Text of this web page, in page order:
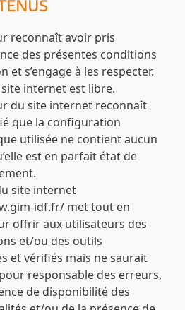
reconnaît avoir pris
des présentes conditions
et s’engage à les respecter.
site internet est libre.
du site internet reconnaît
que la configuration
utilisée ne contient aucun
est en parfait état de
site internet
idf.fr/ met tout en
offrir aux utilisateurs des
et/ou des outils
et vérifiés mais ne saurait
responsable des erreurs,
de disponibilité des